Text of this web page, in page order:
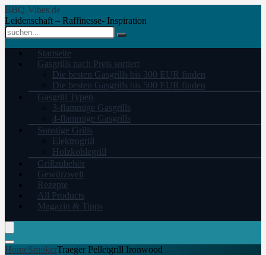
BBQ-Vibes.de
Leidenschaft – Raffinesse- Inspiration
Startseite
Gasgrills nach Preis sortiert
Die besten Gasgrills bis 300 EUR finden
Die besten Gasgrills bis 500 EUR finden
Gasgrill Typen
3-flammige Gasgrills
4-flammige Gasgrills
Sonstige Grills
Elektrogrill
Holzkohlegrill
Grillzubehör
Gewürzwelt
Rezepte
All Products
Magazin & Tipps
HomeSmokerTraeger Pelletgrill Ironwood